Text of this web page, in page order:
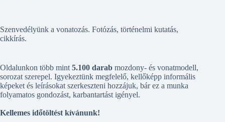
Szenvedélyünk a vonatozás. Fotózás, történelmi kutatás,
cikkírás.
Oldalunkon több mint 5.100 darab mozdony- és vonatmodell,
sorozat szerepel. Igyekeztünk megfelelő, kellőképp informális
képeket és leírásokat szerkeszteni hozzájuk, bár ez a munka
folyamatos gondozást, karbantartást igényel.
Kellemes időtöltést kívánunk!